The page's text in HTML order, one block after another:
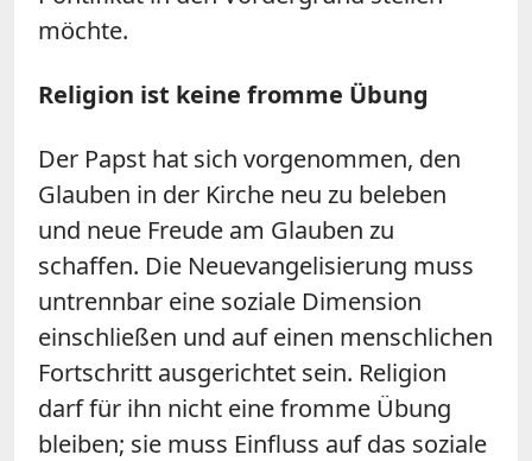
möchte.
Religion ist keine fromme Übung
Der Papst hat sich vorgenommen, den
Glauben in der Kirche neu zu beleben
und neue Freude am Glauben zu
schaffen. Die Neuevangelisierung muss
untrennbar eine soziale Dimension
einschließen und auf einen menschlichen
Fortschritt ausgerichtet sein. Religion
darf für ihn nicht eine fromme Übung
bleiben; sie muss Einfluss auf das soziale